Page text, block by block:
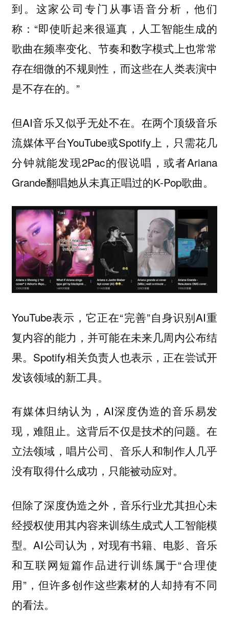
到。这家公司专门从事语音分析，他们
称：“即使听起来很逼真，人工智能生成的
歌曲在频率变化、节奏和数字模式上也常常
存在细微的不规则性，而这些在人类表演中
是不存在的。”
但AI音乐又似乎无处不在。在两个顶级音乐
流媒体平台YouTube或Spotify上，只需花几
分钟就能发现2Pac的假说唱，或者Ariana
Grande翻唱她从未真正唱过的K-Pop歌曲。
YouTube表示，它正在“完善”自身识别AI重
复内容的能力，并可能在未来几周内公布结
果。Spotify相关负责人也表示，正在尝试开
发该领域的新工具。
有媒体归纳认为，AI深度伪造的音乐易发
现，难阻止。这背后不仅是技术的问题。在
立法领域，唱片公司、音乐人和制作人几乎
没有取得什么成功，只能被动应对。
但除了深度伪造之外，音乐行业尤其担心未
经授权使用其内容来训练生成式人工智能模
型。AI公司认为，对现有书籍、电影、音乐
和互联网短篇作品进行训练属于“合理使
用”，但许多创作这些素材的人却持有不同
的看法。